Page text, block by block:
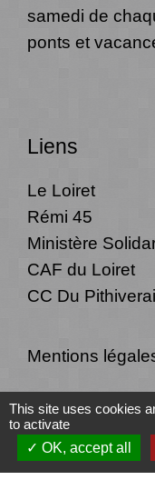
samedi de
ponts et
Liens
Le Loiret
Rémi 45
Ministère
CAF du Loiret
CC Du
Mentions
Politique de
Plan du site -
This site uses cookies
to activate
OK, accept all